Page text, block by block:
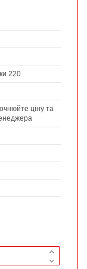
220
ціну та